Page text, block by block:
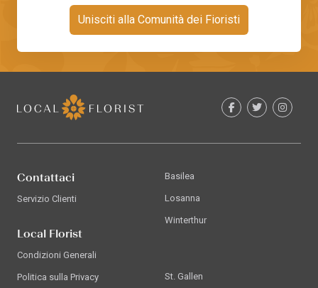
Unisciti alla Comunità dei Fioristi
Contattaci
Servizio Clienti
Local Florist
Condizioni Generali
Politica sulla Privacy
Basilea
Losanna
Winterthur
St. Gallen